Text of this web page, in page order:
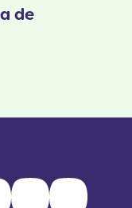
de
PinterestLinkedInTikTok